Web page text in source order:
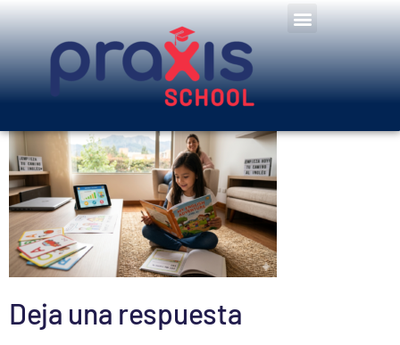
Deja una respuesta